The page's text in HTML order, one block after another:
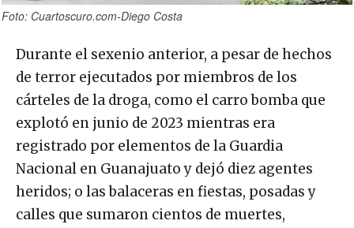
Foto: Cuartoscuro.com-Diego Costa
Durante el sexenio anterior, a pesar de hechos
de terror ejecutados por miembros de los
cárteles de la droga, como el carro bomba que
explotó en junio de 2023 mientras era
registrado por elementos de la Guardia
Nacional en Guanajuato y dejó diez agentes
heridos; o las balaceras en fiestas, posadas y
calles que sumaron cientos de muertes,